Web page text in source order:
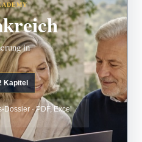
in
Kapitel
· PDF, Excel